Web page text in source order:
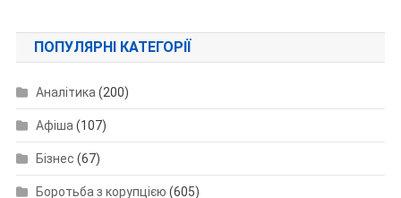
ПОПУЛЯРНІ КАТЕГОРІЇ
Аналітика (200)
Афіша (107)
Бізнес (67)
Боротьба з корупцією (605)